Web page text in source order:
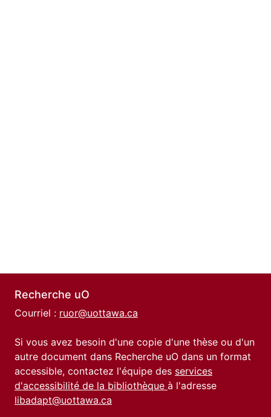
Recherche uO
Courriel : ruor@uottawa.ca
Si vous avez besoin d'une copie d'une thèse ou d'un
autre document dans Recherche uO dans un format
accessible, contactez l'équipe des services
d'accessibilité de la bibliothèque à l'adresse
libadapt@uottawa.ca